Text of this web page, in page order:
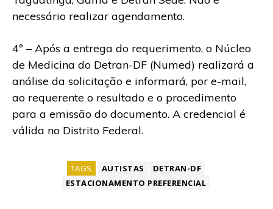
necessário realizar agendamento.
4º – Após a entrega do requerimento, o Núcleo
de Medicina do Detran-DF (Numed) realizará a
análise da solicitação e informará, por e-mail,
ao requerente o resultado e o procedimento
para a emissão do documento. A credencial é
válida no Distrito Federal.
TAGS AUTISTAS
DETRAN-DF
ESTACIONAMENTO PREFERENCIAL